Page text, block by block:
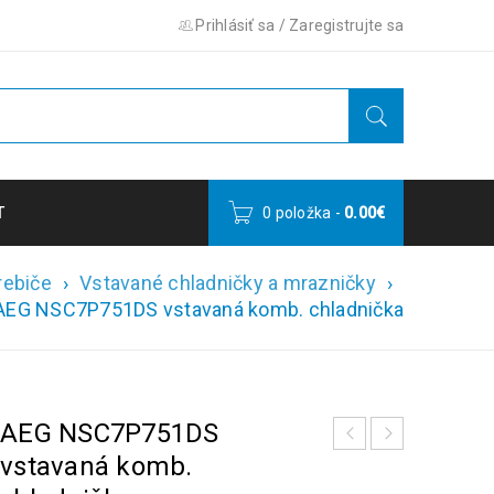
Prihlásiť sa / Zaregistrujte sa
0 položka - 0.00€
› Vstavané chladničky a mrazničky ›
NSC7P751DS vstavaná komb. chladnička
AEG NSC7P751DS
vstavaná komb.